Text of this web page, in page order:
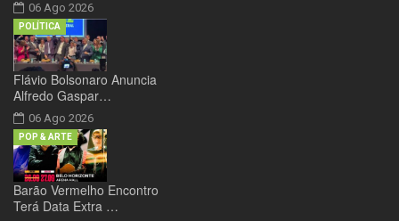
06 Ago 2026
Flávio Bolsonaro Anuncia
Alfredo Gaspar…
06 Ago 2026
POLÍTICA
Barão Vermelho Encontro
Terá Data Extra …
POP & ARTE